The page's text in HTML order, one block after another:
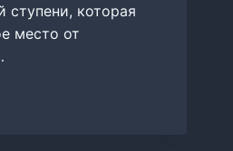
ступени, которая
место от